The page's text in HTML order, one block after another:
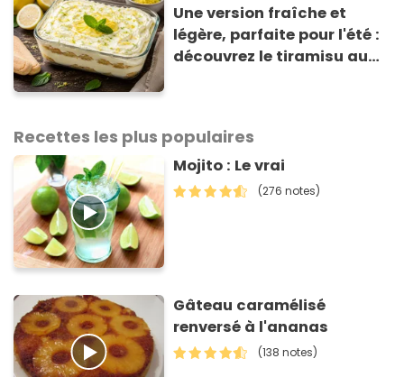
Une version fraîche et
légère, parfaite pour l'été :
découvrez le tiramisu au
Recettes les plus populaires
Mojito : Le vrai
(276 notes)
Gâteau caramélisé
renversé à l'ananas
(138 notes)